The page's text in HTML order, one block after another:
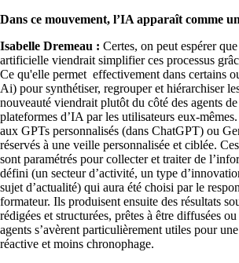
Dans ce mouvement, l’IA apparaît comme
Isabelle Dremeau : Certes, on peut espérer
artificielle viendrait simplifier ces processus
Ce qu'elle permet effectivement dans certains
Ai) pour synthétiser, regrouper et hiérarchiser
nouveauté viendrait plutôt du côté des agents
plateformes d’IA par les utilisateurs eux-
aux GPTs personnalisés (dans ChatGPT) ou
réservés à une veille personnalisée et ciblée.
sont paramétrés pour collecter et traiter de
défini (un secteur d’activité, un type
sujet d’actualité) qui aura été choisi par le
formateur. Ils produisent ensuite des résultats
rédigées et structurées, prêtes à être diffusées
agents s’avèrent particulièrement utiles pour
réactive et moins chronophage.